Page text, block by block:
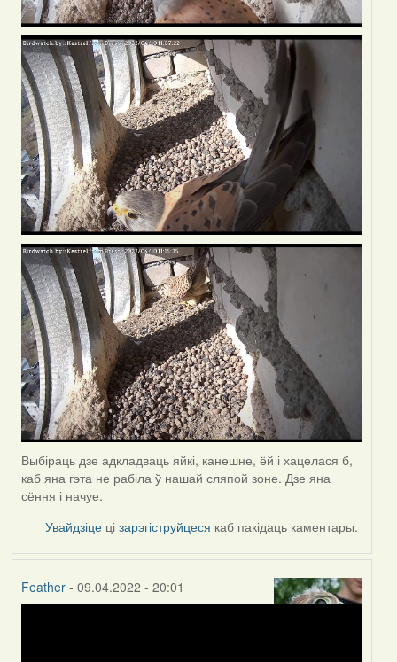
Выбіраць дзе адкладваць яйкі, канешне, ёй і хацелася б,
каб яна гэта не рабіла ў нашай сляпой зоне. Дзе яна
сёння і начуе.
Увайдзіце цізарэгіструйцеся каб пакідаць каментары.
Feather- 09.04.2022 - 20:01